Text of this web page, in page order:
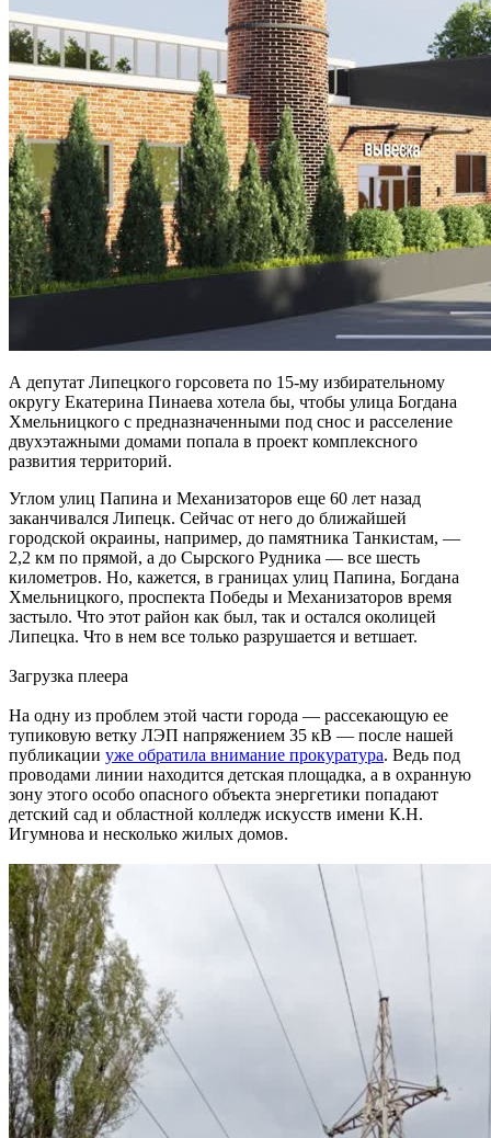
А депутат Липецкого горсовета по 15-му избирательному
округу Екатерина Пинаева хотела бы, чтобы улица Богдана
Хмельницкого с предназначенными под снос и расселение
двухэтажными домами попала в проект комплексного
развития территорий.
Углом улиц Папина и Механизаторов еще 60 лет назад
заканчивался Липецк. Сейчас от него до ближайшей
городской окраины, например, до памятника Танкистам, —
2,2 км по прямой, а до Сырского Рудника — все шесть
километров. Но, кажется, в границах улиц Папина, Богдана
Хмельницкого, проспекта Победы и Механизаторов время
застыло. Что этот район как был, так и остался околицей
Липецка. Что в нем все только разрушается и ветшает.
Загрузка плеера
На одну из проблем этой части города — рассекающую ее
тупиковую ветку ЛЭП напряжением 35 кВ — после нашей
публикации уже обратила внимание прокуратура. Ведь под
проводами линии находится детская площадка, а в охранную
зону этого особо опасного объекта энергетики попадают
детский сад и областной колледж искусств имени К.Н.
Игумнова и несколько жилых домов.